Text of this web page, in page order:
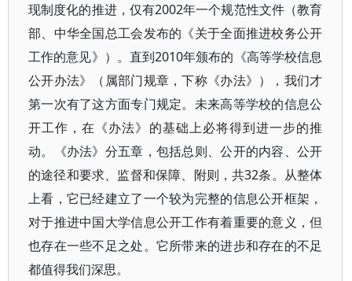
现制度化的推进，仅有2002年一个规范性文件（教育
部、中华全国总工会发布的《关于全面推进校务公开
工作的意见》）。直到2010年颁布的《高等学校信息
公开办法》（属部门规章，下称《办法》），我们才
第一次有了这方面专门规定。未来高等学校的信息公
开工作，在《办法》的基础上必将得到进一步的推
动。《办法》分五章，包括总则、公开的内容、公开
的途径和要求、监督和保障、附则，共32条。从整体
上看，它已经建立了一个较为完整的信息公开框架，
对于推进中国大学信息公开工作有着重要的意义，但
也存在一些不足之处。它所带来的进步和存在的不足
都值得我们深思。